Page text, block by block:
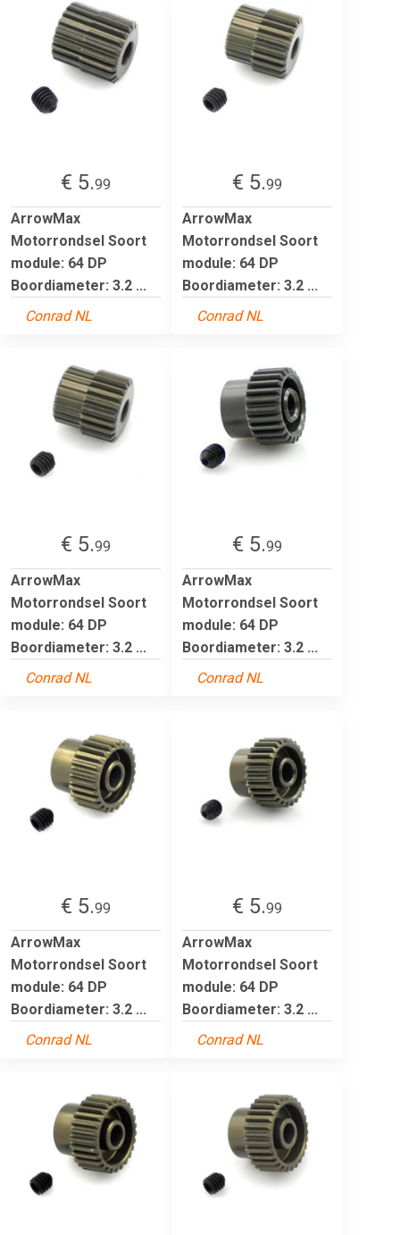
€ 5.99
ArrowMax
Motorrondsel Soort
module: 64 DP
Boordiameter: 3.2 ...
Conrad NL
€ 5.99
ArrowMax
Motorrondsel Soort
module: 64 DP
Boordiameter: 3.2 ...
Conrad NL
€ 5.99
ArrowMax
Motorrondsel Soort
module: 64 DP
Boordiameter: 3.2 ...
Conrad NL
€ 5.99
ArrowMax
Motorrondsel Soort
module: 64 DP
Boordiameter: 3.2 ...
Conrad NL
€ 5.99
ArrowMax
Motorrondsel Soort
module: 64 DP
Boordiameter: 3.2 ...
Conrad NL
€ 5.99
ArrowMax
Motorrondsel Soort
module: 64 DP
Boordiameter: 3.2 ...
Conrad NL